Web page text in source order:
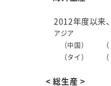
2012年度以来
アジア
（中国）
（タイ）
< 総生産 >